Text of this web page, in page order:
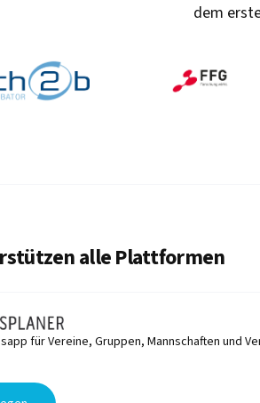
dem
alle Plattformen
für Vereine, Gruppen, Mannschaften und